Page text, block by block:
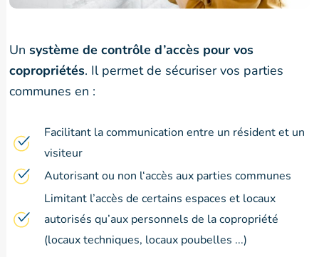
Unsystème de contrôle d’accès pour vos
copropriétés. Il permet de sécuriser vos parties
communes en :
Facilitant la communication entre un résident et un
visiteur
Autorisant ou non l‘accès aux parties communes
Limitant l’accès de certains espaces et locaux
autorisés qu’aux personnels de la copropriété
(locaux techniques, locaux poubelles ...)